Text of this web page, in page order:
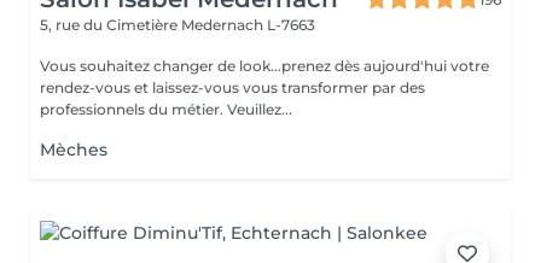
5, rue du Cimetière Medernach L-7663
Vous souhaitez changer de look...prenez dès aujourd'hui votre
rendez-vous et laissez-vous vous transformer par des
professionnels du métier. Veuillez...
Mèches